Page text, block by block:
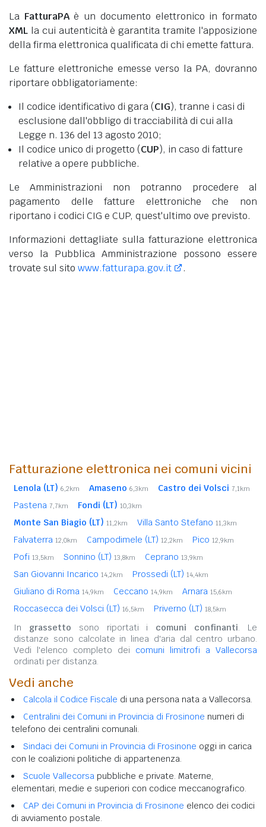
La FatturaPAè un documento elettronico in formato
XML la cui autenticità è garantita tramite l'apposizione
della firma elettronica qualificata di chi emette fattura.
Le fatture elettroniche emesse verso la PA, dovranno
riportare obbligatoriamente:
Il codice identificativo di gara (CIG), tranne i casi di
esclusione dall'obbligo di tracciabilità di cui alla
Legge n. 136 del 13 agosto 2010;
Il codice unico di progetto (CUP), in caso di fatture
relative a opere pubbliche.
Le Amministrazioni non potranno procedere al
pagamento delle fatture elettroniche che non
riportano i codici CIG e CUP, quest'ultimo ove previsto.
Informazioni dettagliate sulla fatturazione elettronica
verso la Pubblica Amministrazione possono essere
trovate sul sito www.fatturapa.gov.it .
Fatturazione elettronica nei comuni vicini
Lenola (LT) 6,2km Amaseno 6,3km Castro dei Volsci 7,1km
Pastena 7,7km Fondi (LT) 10,3km
Monte San Biagio (LT) 11,2km Villa Santo Stefano 11,3km
Falvaterra 12,0km Campodimele (LT) 12,2km Pico 12,9km
Pofi 13,5km Sonnino (LT) 13,8km Ceprano 13,9km
San Giovanni Incarico 14,2km Prossedi (LT) 14,4km
Giuliano di Roma 14,9km Ceccano 14,9km Arnara 15,6km
Roccasecca dei Volsci (LT) 16,5km Priverno (LT) 18,5km
In grassetto sono riportati i comuni confinanti. Le
distanze sono calcolate in linea d'aria dal centro urbano.
Vedi l'elenco completo dei comuni limitrofi a Vallecorsa
ordinati per distanza.
Vedi anche
Calcola il Codice Fiscale di una persona nata a Vallecorsa.
Centralini dei Comuni in Provincia di Frosinone numeri di
telefono dei centralini comunali.
Sindaci dei Comuni in Provincia di Frosinone oggi in carica
con le coalizioni politiche di appartenenza.
Scuole Vallecorsa pubbliche e private. Materne,
elementari, medie e superiori con codice meccanografico.
CAP dei Comuni in Provincia di Frosinone elenco dei codici
di avviamento postale.